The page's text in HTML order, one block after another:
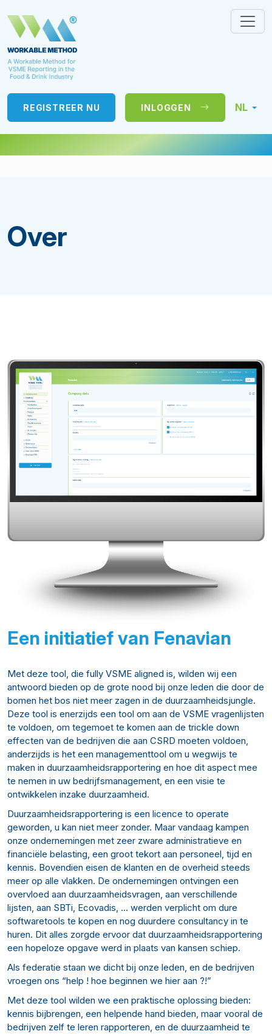
REGISTREER NU INLOGGEN NL
Over
Een initiatief van Fenavian
Met deze tool, die fully VSME aligned is, wilden wij een
antwoord bieden op de grote nood bij onze leden die door de
bomen het bos niet meer zagen in de duurzaamheidsjungle.
Deze tool is enerzijds een tool om aan de VSME vragenlijsten
te voldoen, om tegemoet te komen aan de trickle down
effecten van de bedrijven die aan CSRD moeten voldoen,
anderzijds is het een managementtool om u wegwijs te
maken in duurzaamheidsrapportering en hoe dit aspect mee
te nemen in uw bedrijfsmanagement, en een visie te
ontwikkelen inzake duurzaamheid.
Duurzaamheidsrapportering is een licence to operate
geworden, u kan niet meer zonder. Maar vandaag kampen
onze ondernemingen met zeer zware administratieve en
financiële belasting, een groot tekort aan personeel, tijd en
kennis. Bovendien eisen de klanten en de overheid steeds
meer op alle vlakken. De ondernemingen ontvingen een
overvloed aan duurzaamheidsvragen, aan verschillende
lijsten, aan SBTi, Ecovadis, … werden verplicht om dure
softwaretools te kopen en nog duurdere consultancy in te
huren. Dit alles zorgde ervoor dat duurzaamheidsrapportering
een hopeloze opgave werd in plaats van kansen schiep.
Als federatie staan we dicht bij onze leden, en de bedrijven
vroegen ons “help ! hoe beginnen we hier aan ?!”
Met deze tool wilden we een praktische oplossing bieden:
kennis bijbrengen, een helpende hand bieden, maar vooral de
bedrijven zelf te leren rapporteren, en de duurzaamheid te